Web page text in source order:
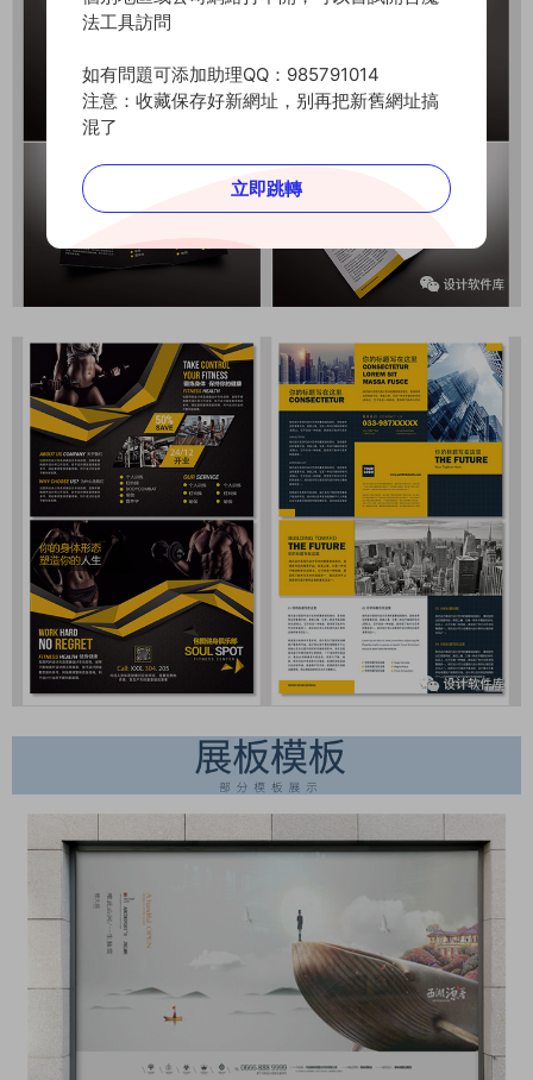
法工具訪問
如有問題可添加助理QQ：985791014
注意：收藏保存好新網址，别再把新舊網址搞
混了
立即跳轉